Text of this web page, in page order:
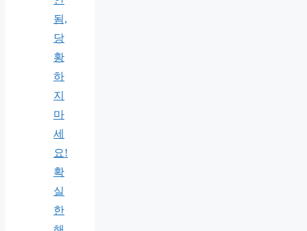
됨,
당
황
하
지
마
세
요!
확
실
한